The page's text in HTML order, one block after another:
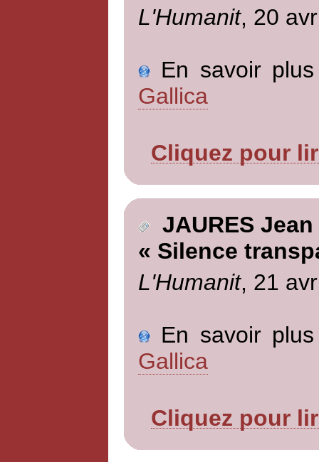
L'Humanit, 20
En savoir
Gallica
Cliquez pour
JAURES Jean
« Silence
L'Humanit, 21
En savoir
Gallica
Cliquez pour